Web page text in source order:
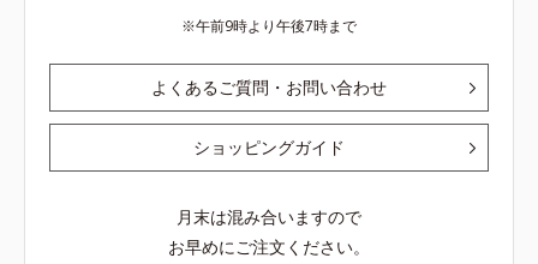
午前9時より午後7時まで
よくあるご質問・お問い合わせ
ショッピングガイド
月末は混み合いますので
お早めにご注文ください。